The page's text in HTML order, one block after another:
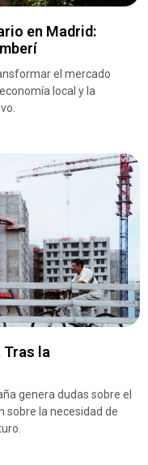
en Madrid:
el mercado
local y la
Tras la
genera dudas sobre el
sobre la necesidad de